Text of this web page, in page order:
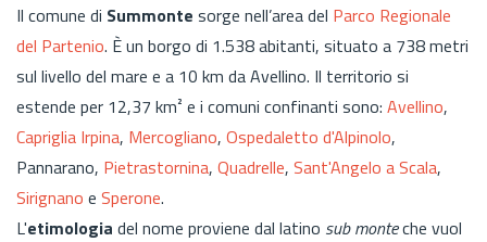
Il comune di Summonte sorge nell’area del Parco Regionale
del Partenio. Èun borgo di 1.538 abitanti, situato a 738 metri
sul livello del mare e a 10 km da Avellino. Il territorio si
estende per 12,37 km² e i comuni confinanti sono: Avellino,
Capriglia Irpina, Mercogliano, Ospedaletto d'Alpinolo,
Pannarano, Pietrastornina, Quadrelle, Sant'Angelo a Scala,
Sirignano e Sperone.
L'etimologia del nome proviene dal latino sub monteche vuol